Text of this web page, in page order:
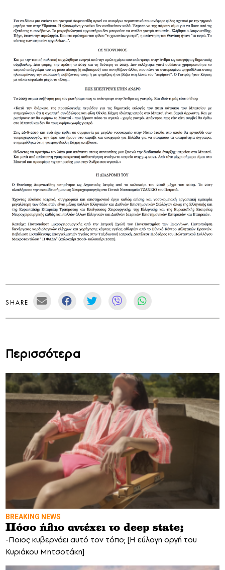
SHARE
Περισσότερα
BREAKING NEWS
Πόσο ήλιο αντέχει το deep state;
-Ποιος κυβερνάει αυτό τον τόπο; [Η εύλογη οργή του
Κυριάκου Μητσοτάκη]